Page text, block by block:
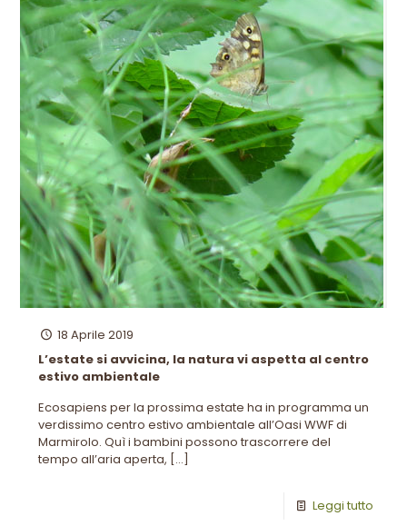
18 Aprile 2019
L’estate si avvicina, la natura vi aspetta al centro
estivo ambientale
Ecosapiens per la prossima estate ha in programma un
verdissimo centro estivo ambientale all’Oasi WWF di
Marmirolo. Quì i bambini possono trascorrere del
tempo all’aria aperta, […]
Leggi tutto